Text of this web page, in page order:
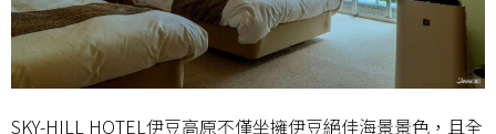
SKY-HILL HOTEL伊豆高原不僅坐擁伊豆絕佳海景景色，且全